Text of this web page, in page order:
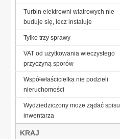
Turbin elektrowni wiatrowych nie
buduje się, lecz instaluje
Tylko trzy sprawy
VAT od użytkowania wieczystego
przyczyną sporów
Współwłaścicielka nie podzieli
nieruchomości
Wydziedziczony może żądać spisu
inwentarza
KRAJ